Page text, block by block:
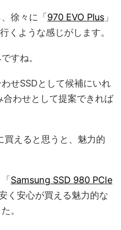
徐々に「 970 EVO Plus 」
くような感じがします。
すね。
せSSDとして候補にいれ
わせとして提案できれば
買えると思うと、魅力的
Samsung SSD 980 PCIe
く安心が買える魅力的な
。